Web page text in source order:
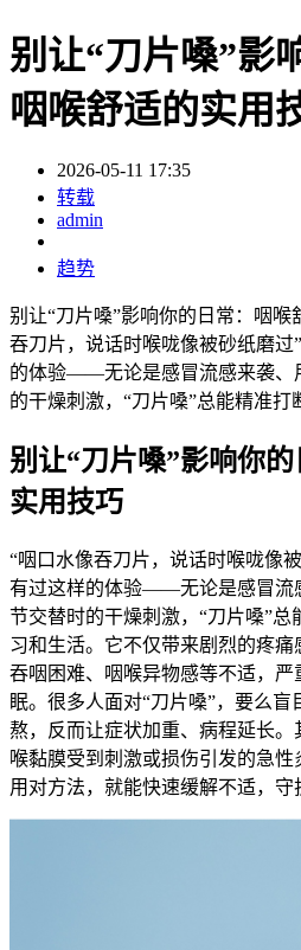
别让“刀片嗓”影
咽喉舒适的实用
2026-05-11 17:35
转载
admin
趋势
别让“刀片嗓”影响你的日常：咽喉
吞刀片，说话时喉咙像被砂纸磨过
的体验——无论是感冒流感来袭、
的干燥刺激，“刀片嗓”总能精准打
别让“刀片嗓”影响你
实用技巧
“咽口水像吞刀片，说话时喉咙像
有过这样的体验——无论是感冒流
节交替时的干燥刺激，“刀片嗓”
习和生活。它不仅带来剧烈的疼痛
吞咽困难、咽喉异物感等不适，
眠。很多人面对“刀片嗓”，要么
熬，反而让症状加重、病程延长。
喉黏膜受到刺激或损伤引发的急性
用对方法，就能快速缓解不适，守